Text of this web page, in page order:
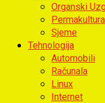
Organski
Sjeme
Tehnologija
Automobili
Računala
Linux
Internet